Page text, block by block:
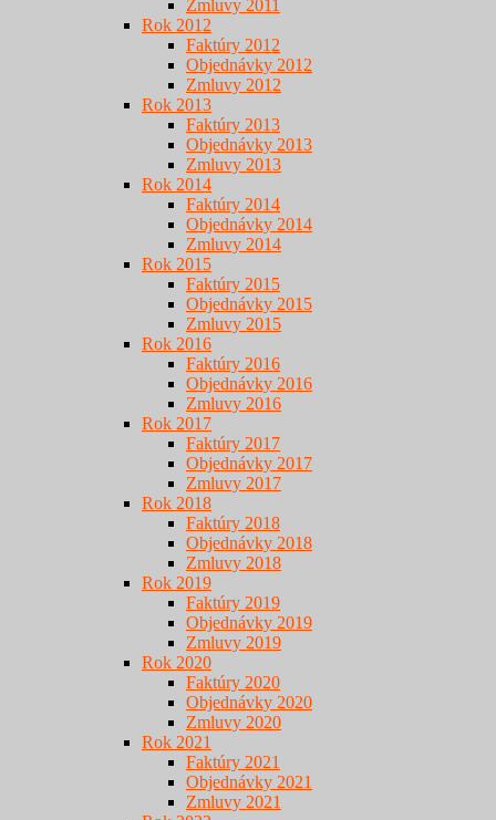
Zmluvy 2011
Rok 2012
Faktúry 2012
Objednávky 2012
Zmluvy 2012
Rok 2013
Faktúry 2013
Objednávky 2013
Zmluvy 2013
Rok 2014
Faktúry 2014
Objednávky 2014
Zmluvy 2014
Rok 2015
Faktúry 2015
Objednávky 2015
Zmluvy 2015
Rok 2016
Faktúry 2016
Objednávky 2016
Zmluvy 2016
Rok 2017
Faktúry 2017
Objednávky 2017
Zmluvy 2017
Rok 2018
Faktúry 2018
Objednávky 2018
Zmluvy 2018
Rok 2019
Faktúry 2019
Objednávky 2019
Zmluvy 2019
Rok 2020
Faktúry 2020
Objednávky 2020
Zmluvy 2020
Rok 2021
Faktúry 2021
Objednávky 2021
Zmluvy 2021